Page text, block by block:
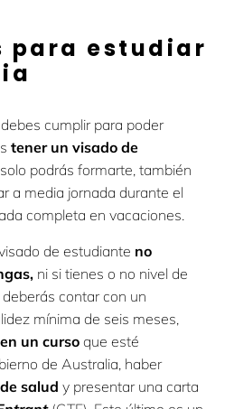
para estudiar
cumplir para poder
tener un visado de
podrás formarte, también
a media jornada durante el
completa en vacaciones.
de estudiante no
ni si tienes o no nivel de
contar con un
mínima de seis meses,
un curso que esté
de Australia, haber
salud y presentar una carta